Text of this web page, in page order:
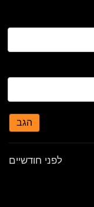
הגב
לפני חודשיים